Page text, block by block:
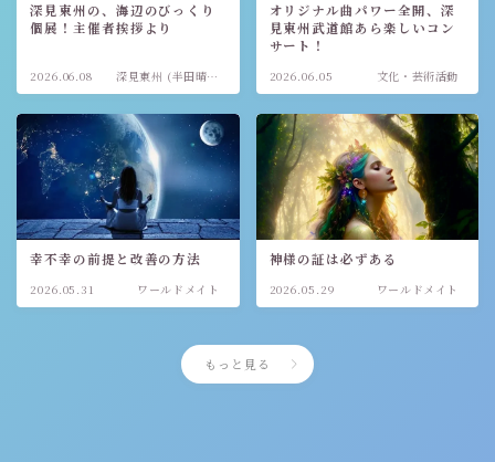
深見東州の、海辺のびっくり
個展！主催者挨拶より
2026.06.08
深見東州 (半田晴
久)
オリジナル曲パワー全開、深
見東州武道館あら楽しいコン
サート！
2026.06.05 文化・芸術活動
幸不幸の前提と改善の方法
2026.05.31 ワールドメイト
神様の証は必ずある
2026.05.29 ワールドメイト
もっと見る